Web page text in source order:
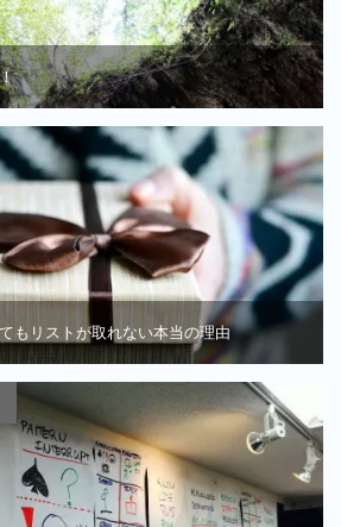
もリストが取れない本当の理由